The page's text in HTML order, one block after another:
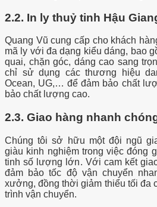
2.2. In ly thuỷ tinh Hậu
Quang Vũ cung cấp cho khách
mã ly với đa dạng kiểu dáng, bao
quai, chặn góc, dáng cao sang
chỉ sử dụng các thương hiệu
Ocean, UG,… để đảm bảo chất
bảo chất lượng cao.
2.3. Giao hàng nhanh
Chúng tôi sở hữu một đội ngũ
giàu kinh nghiệm trong việc đóng
tinh số lượng lớn. Với cam kết
đảm bảo tốc độ vận chuyển
xưởng, đồng thời giảm thiểu tối đa
trình vận chuyển.